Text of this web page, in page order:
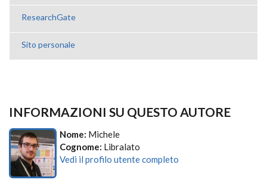
ResearchGate
Sito personale
INFORMAZIONI SU QUESTO AUTORE
Nome: Michele
Cognome: Libralato
Vedi il profilo utente completo